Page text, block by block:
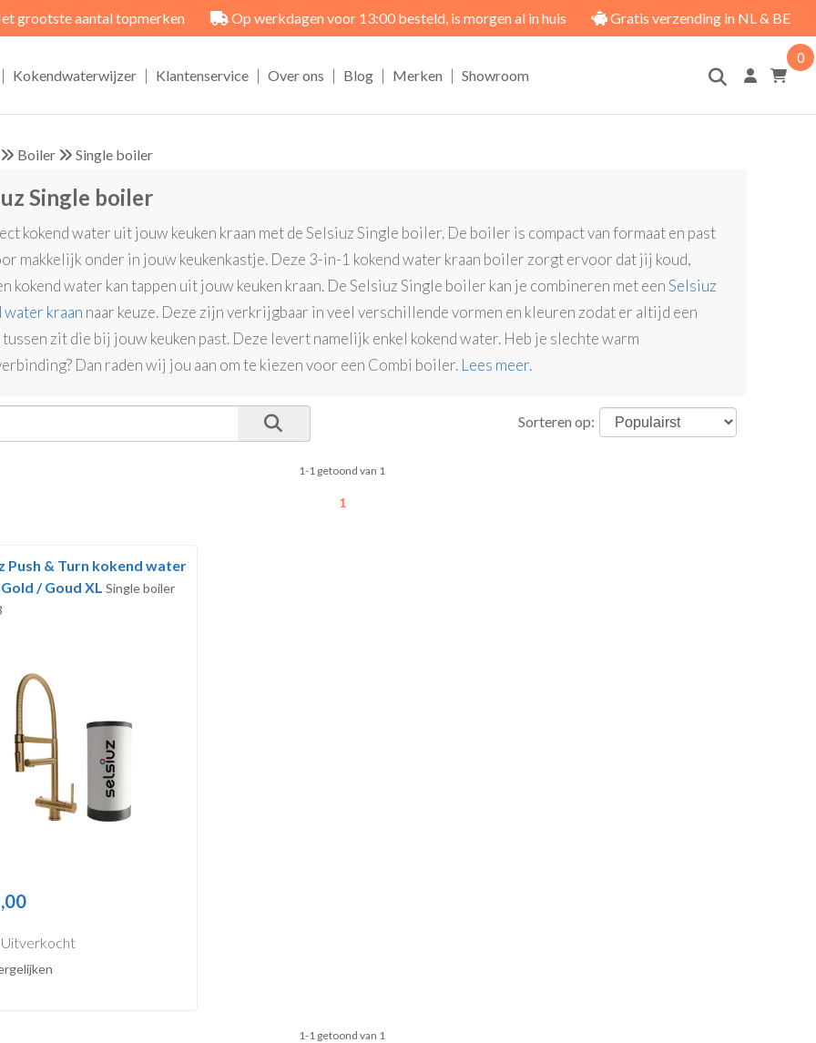
grootste aantal topmerken Op werkdagen voor 13:00 besteld, is morgen al in huis Gratis verzending in NL & BE
| Kokendwaterwijzer | Klantenservice | Over ons | Blog | Merken | Showroom
0
Boiler Single boiler
Single boiler
kokend water uit jouw keuken kraan met de Selsiuz Single boiler. De boiler is compact van formaat en past
makkelijk onder in jouw keukenkastje. Deze 3-in-1 kokend water kraan boiler zorgt ervoor dat jij koud,
kokend water kan tappen uit jouw keuken kraan. De Selsiuz Single boiler kan je combineren met eenSelsiuz
water kraan naar keuze. Deze zijn verkrijgbaar in veel verschillende vormen en kleuren zodat er altijd een
zit die bij jouw keuken past. Deze levert namelijk enkel kokend water. Heb je slechte warm
Dan raden wij jou aan om te kiezen voor een Combi boiler. Lees meer.
Sorteren op:
1-1 getoond van 1
1
Push & Turn kokend water
/ Goud XLSingle boiler
Uitverkocht
1-1 getoond van 1